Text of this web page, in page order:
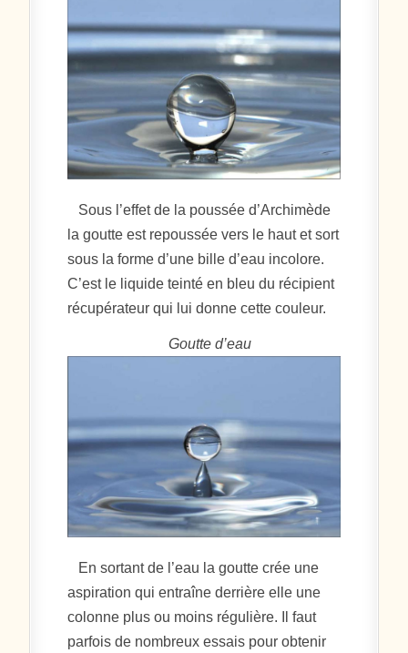
Sous l’effet de la poussée d’Archimède
la goutte est repoussée vers le haut et sort
sous la forme d’une bille d’eau incolore.
C’est le liquide teinté en bleu du récipient
récupérateur qui lui donne cette couleur.
Goutte d’eau
En sortant de l’eau la goutte crée une
aspiration qui entraîne derrière elle une
colonne plus ou moins régulière. Il faut
parfois de nombreux essais pour obtenir